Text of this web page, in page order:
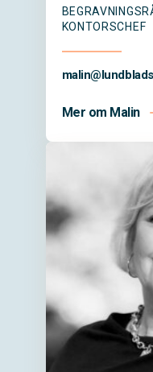
KONTORSCHEF
malin@
Mer om Malin